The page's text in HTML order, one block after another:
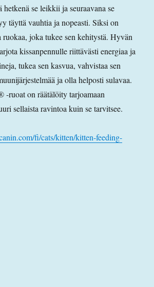
se leikkii ja seuraavana se
täyttä vauhtia ja nopeasti. Siksi on
ruokaa, joka tukee sen kehitystä. Hyvän
kissanpennulle riittävästi energiaa ja
tukea sen kasvua, vahvistaa sen
ja olla helposti sulavaa.
on räätälöity tarjoamaan
sellaista ravintoa kuin se tarvitsee.
fi/cats/kitten/kitten-feeding-